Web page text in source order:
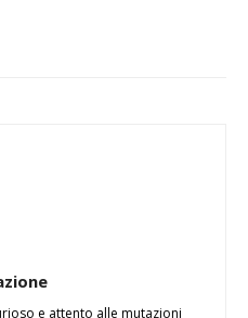
e attento alle mutazioni